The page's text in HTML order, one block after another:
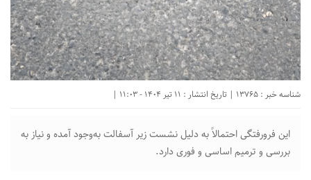
شناسه خبر : 13765 | تاریخ انتشار : 11 تیر 1404 - 11:03 |
این فرورفتگی احتمالاً به دلیل نشست زیر آسفالت به‌وجود آمده و نیاز به
بررسی و ترمیم اساسی و فوری دارد.